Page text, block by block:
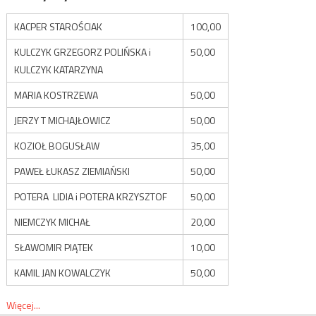
KACPER STAROŚCIAK
100,00
KULCZYK GRZEGORZ POLIŃSKA i
KULCZYK KATARZYNA
50,00
MARIA KOSTRZEWA
50,00
JERZY T MICHAJŁOWICZ
50,00
KOZIOŁ BOGUSŁAW
35,00
PAWEŁ ŁUKASZ ZIEMIAŃSKI
50,00
POTERA LIDIA i POTERA KRZYSZTOF
50,00
NIEMCZYK MICHAŁ
20,00
SŁAWOMIR PIĄTEK
10,00
KAMIL JAN KOWALCZYK
50,00
Więcej...